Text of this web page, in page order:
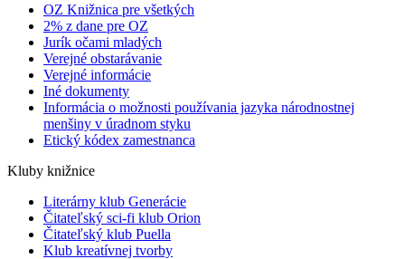
OZ Knižnica pre všetkých
2% z dane pre OZ
Jurík očami mladých
Verejné obstarávanie
Verejné informácie
Iné dokumenty
Informácia o možnosti používania jazyka národnostnej
menšiny v úradnom styku
Etický kódex zamestnanca
Kluby knižnice
Literárny klub Generácie
Čitateľský sci-fi klub Orion
Čitateľský klub Puella
Klub kreatívnej tvorby